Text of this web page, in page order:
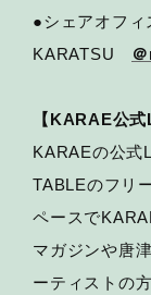
●シェアオフ
KARATSU
【KARAE公
KARAEの公式
TABLEのフリ
ペースで
マガジンや唐
ーティストの